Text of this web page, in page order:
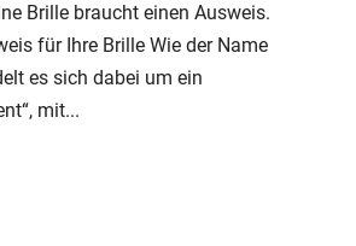
Brille braucht einen Ausweis.
für Ihre Brille Wie der Name
es sich dabei um ein
mit...